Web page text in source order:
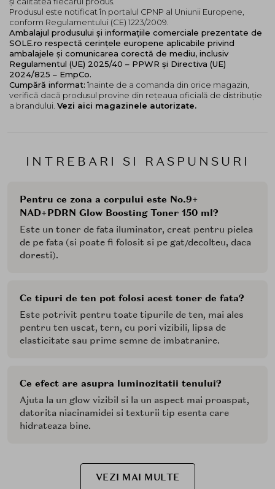
INTREBARI SI RASPUNSURI
Pentru ce zona a corpului este No.9+
NAD+PDRN Glow Boosting Toner 150 ml?
Este un toner de fata iluminator, creat pentru pielea
de pe fata (si poate fi folosit si pe gat/decolteu, daca
doresti).
Ce tipuri de ten pot folosi acest toner de fata?
Este potrivit pentru toate tipurile de ten, mai ales
pentru ten uscat, tern, cu pori vizibili, lipsa de
elasticitate sau prime semne de imbatranire.
Ce efect are asupra luminozitatii tenului?
Ajuta la un glow vizibil si la un aspect mai proaspat,
datorita niacinamidei si texturii tip esenta care
hidrateaza bine.
VEZI MAI MULTE
Produsul este notificat în portalul CPNP al Uniunii Europene,
conform Regulamentului (CE) 1223/2009.
Ambalajul produsului și informațiile comerciale prezentate de
SOLE.ro respectă cerințele europene aplicabile privind
ambalajele și comunicarea corectă de mediu, inclusiv
Regulamentul (UE) 2025/40 – PPWR și Directiva (UE)
2024/825 – EmpCo.
Cumpără informat: înainte de a comanda din orice magazin,
verifică dacă produsul provine din rețeaua oficială de distribuție
a brandului. Vezi aici magazinele autorizate.